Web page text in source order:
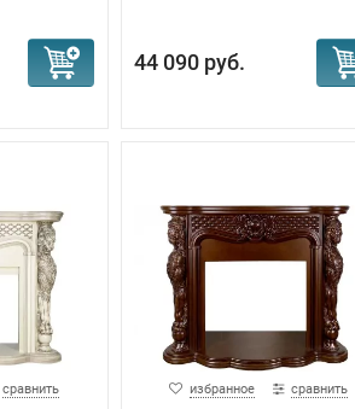
44 090 руб.
сравнить избранное сравнить